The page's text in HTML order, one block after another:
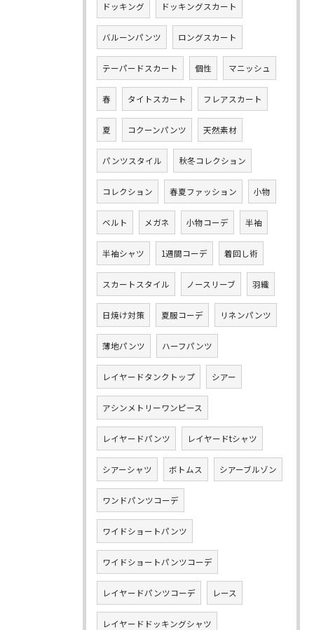
ドッキング ドッキングスカート
バルーンパンツ ロングスカート
テーパードスカート 個性 マニッシュ
春 タイトスカート フレアスカート
夏 コクーンパンツ 天然素材
パンツスタイル 秋冬コレクション
コレクション 春夏ファッション 小物
ベルト メガネ 小物コーデ 半袖
半袖シャツ 1週間コーデ 着回し術
スカートスタイル ノースリーブ 羽織
日焼け対策 夏服コーデ リネンパンツ
薄地パンツ ハーフパンツ
レイヤードタンクトップ シアー
アシンメトリーワンピース
レイヤードパンツ レイヤードtシャツ
シアーシャツ ボトムス シアーブルゾン
ワンドパンツコーデ
ワイドショートパンツ
ワイドショートパンツコーデ
レイヤードパンツコーデ レース
レイヤードドッキングシャツ